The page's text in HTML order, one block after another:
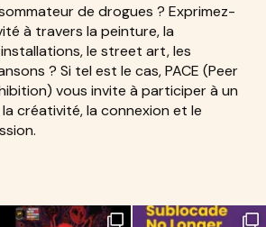
de drogues ? Exprimez-
à travers la peinture, la
le street art, les
? Si tel est le cas, PACE (Peer
vous invite à participer à un
créativité, la connexion et le